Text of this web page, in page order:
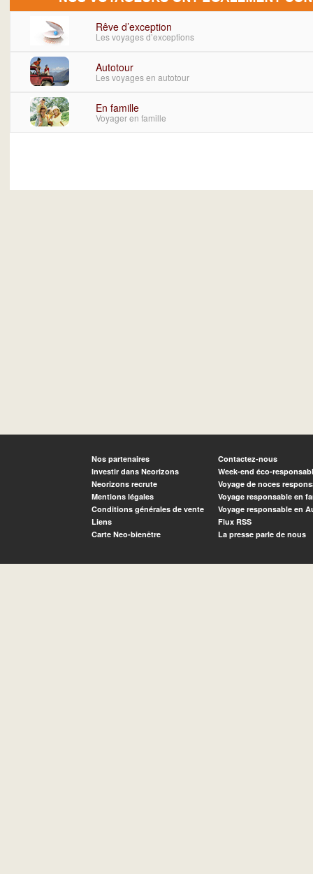
Rêve d’exception
Les voyages d’exceptions
Autotour
Les voyages en autotour
En famille
Voyager en famille
Nos partenaires
Investir dans Neorizons
Neorizons recrute
Mentions légales
Conditions générales de vente
Liens
Carte Neo-bienêtre
Contactez-nous
Week-end éco-
Voyage de noces
Voyage responsable en
Voyage responsable en
Flux RSS
La presse parle de nous